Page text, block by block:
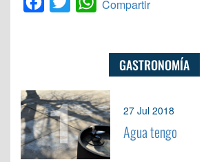
Compartir
GASTRONOMÍA
1 27 Jul 2018
Agua tengo